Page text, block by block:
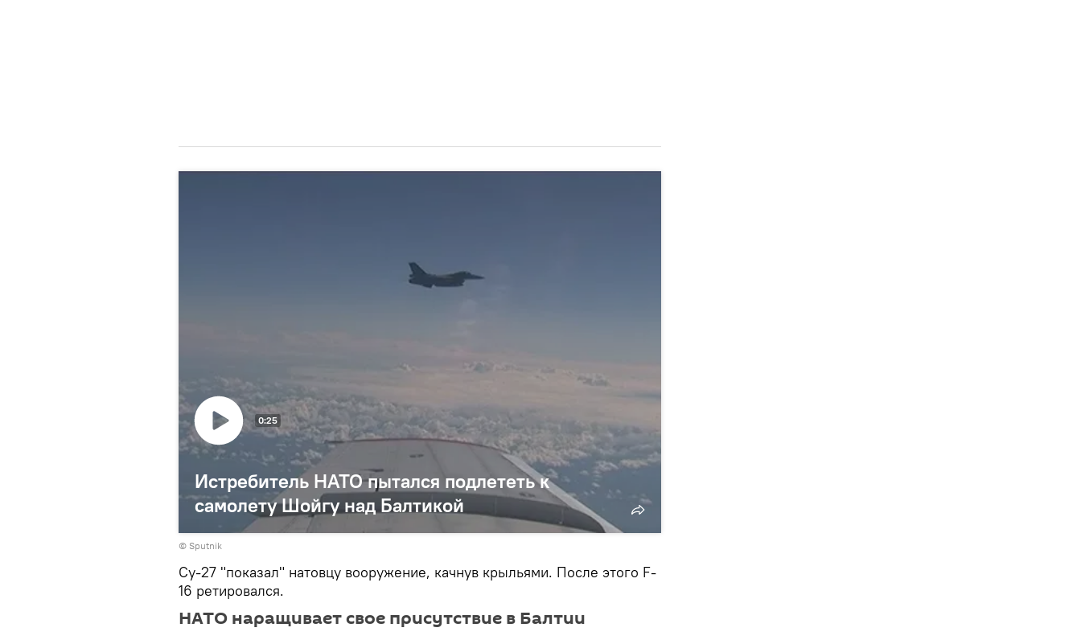
Истребитель НАТО пытался подлететь к
самолету Шойгу над Балтикой
0:25
© Sputnik
Су-27 "показал" натовцу вооружение, качнув крыльями. После этого F-
16 ретировался.
НАТО наращивает свое присутствие в Балтии